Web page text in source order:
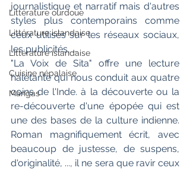
Littérature ourdoue
Littérature islandaise
Littérature islandaise
Cuisine népalaise
Mangas
journalistique et narratif mais d'autres
styles plus contemporains comme
ceux utilisés sur les réseaux sociaux,
les publicités, ...
"La Voix de Sita" offre une lecture
haletante qui nous conduit aux quatre
coins de l'Inde. à la découverte ou la
re-découverte d'une épopée qui est
une des bases de la culture indienne.
Roman magnifiquement écrit, avec
beaucoup de justesse, de suspens,
d'originalité, ..., il ne sera que ravir ceux